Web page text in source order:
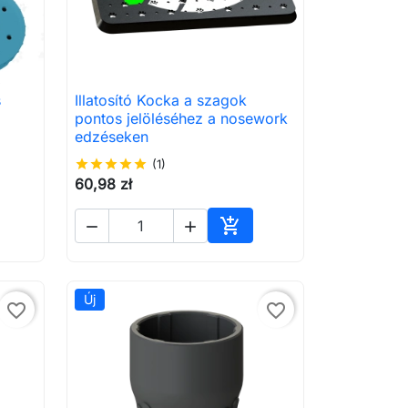
 Előnézet
Illatosító Kocka a szagok
pontos jelöléséhez a nosework
edzéseken
starstarstarstarstar (1)
60,98 zł
  
Kosárba
favorite_border Új favorite_border